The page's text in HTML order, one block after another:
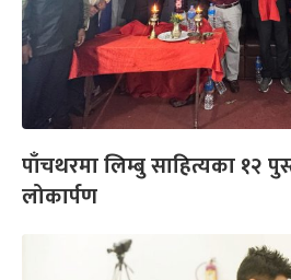
पाँचथरमा लिम्बु साहित्यका १२
लोकार्पण